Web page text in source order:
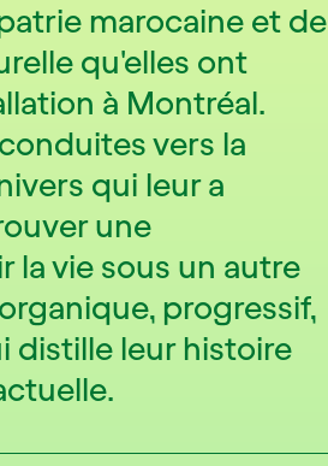
marocaine et de
qu'elles ont
à Montréal.
vers la
qui leur a
une
la vie sous un autre
progressif,
distille leur histoire